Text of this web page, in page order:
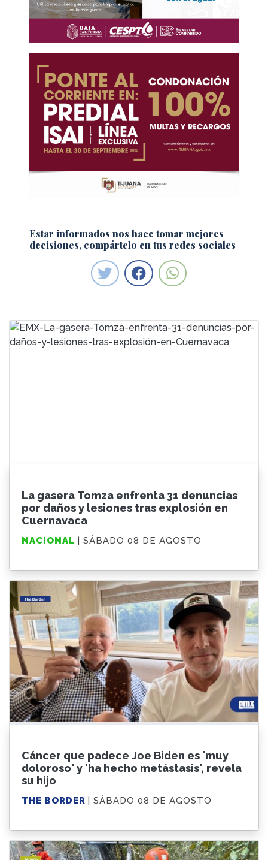
La gasera Tomza enfrenta 31 denuncias
por daños y lesiones tras explosión en
Cuernavaca
NACIONAL | SÁBADO 08 DE AGOSTO
Cáncer que padece Joe Biden es 'muy
doloroso' y 'ha hecho metástasis', revela
su hijo
THE BORDER | SÁBADO 08 DE AGOSTO
Estar informados nos hace tomar mejores
decisiones, compártelo en tus redes sociales